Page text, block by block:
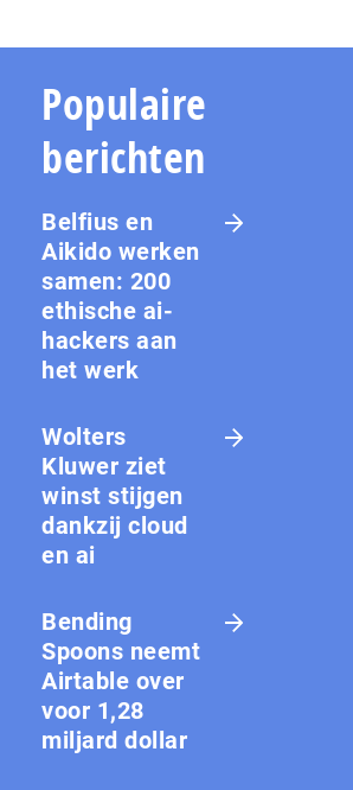
Populaire
berichten
Belfius en
Aikido werken
samen: 200
ethische ai-
hackers aan
het werk
Wolters
Kluwer ziet
winst stijgen
dankzij cloud
en ai
Bending
Spoons neemt
Airtable over
voor 1,28
miljard dollar